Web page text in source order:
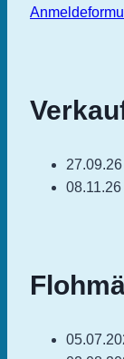
27.09.26
08.11.26